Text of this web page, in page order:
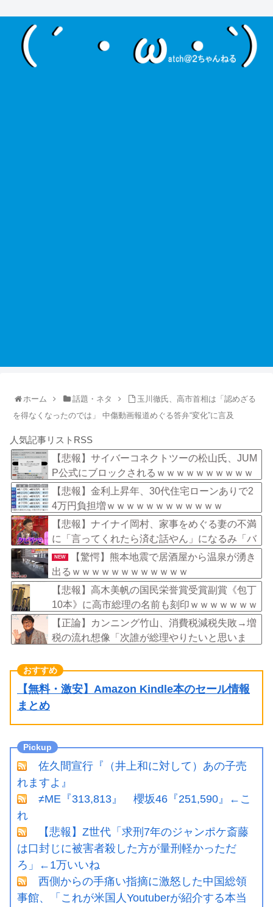
ホーム 話題・ネタ
玉川徹氏、高市首相は「認めざる
を得なくなったのでは」 中傷動画報道めぐる答弁“変化”に言及
人気記事リストRSS
【悲報】サイバーコネクトツーの松山氏、JUM
P公式にブロックされるｗｗｗｗｗｗｗｗｗｗ
ｗ
【悲報】金利上昇年、30代住宅ローンありで2
4万円負担増ｗｗｗｗｗｗｗｗｗｗｗｗ
【悲報】ナイナイ岡村、家事をめぐる妻の不満
に「言ってくれたら済む話やん」になるみ「バ
イトやったらクビやで」説教受け黙り込む
NEW
【驚愕】熊本地震で居酒屋から温泉が湧き
出るｗｗｗｗｗｗｗｗｗｗｗｗ
【悲報】高木美帆の国民栄誉賞受賞副賞《包丁
10本》に高市総理の名前も刻印ｗｗｗｗｗｗｗ
ｗｗ
【正論】カンニング竹山、消費税減税失敗→増
税の流れ想像「次誰が総理やりたいと思いま
【無料・激安】Amazon Kindle本のセール情報
まとめ
佐久間宣行『（井上和に対して）あの子売
れますよ』
≠ME『313,813』 櫻坂46『251,590』←こ
れ
【悲報】Z世代「求刑7年のジャンポケ斎藤
は口封じに被害者殺した方が量刑軽かっただ
ろ」←1万いいね
西側からの手痛い指摘に激怒した中国総領
事館、「これが米国人Youtuberが紹介する本当